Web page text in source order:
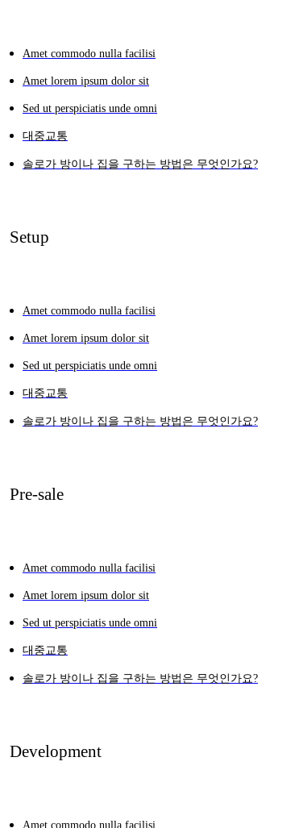
Amet commodo nulla facilisi
Amet lorem ipsum dolor sit
Sed ut perspiciatis unde omni
대중교통
솔로가 방이나 집을 구하는 방법은 무엇인가요?
Setup
Amet commodo nulla facilisi
Amet lorem ipsum dolor sit
Sed ut perspiciatis unde omni
대중교통
솔로가 방이나 집을 구하는 방법은 무엇인가요?
Pre-sale
Amet commodo nulla facilisi
Amet lorem ipsum dolor sit
Sed ut perspiciatis unde omni
대중교통
솔로가 방이나 집을 구하는 방법은 무엇인가요?
Development
Amet commodo nulla facilisi